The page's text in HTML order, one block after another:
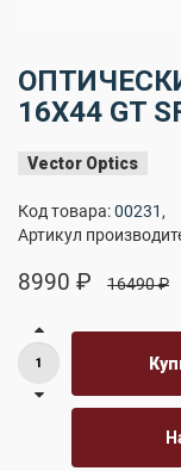
16X44 GT
Vector Optics
Код товара:00231 ,
Артикул
8990 ₽ 16490 ₽